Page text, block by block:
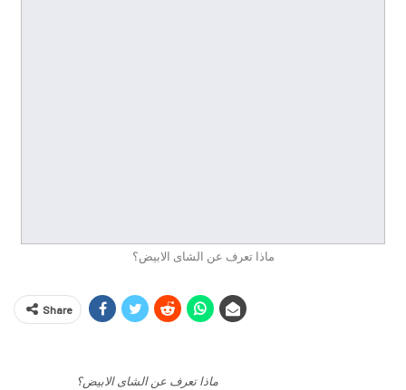
ماذا تعرف عن الشاى الابيض؟
Share
ماذا تعرف عن الشاى الابيض؟